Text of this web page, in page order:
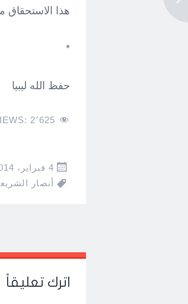
هذا
*
حفظ الله ليبيا
2٬625
4 فبراير، 2014
أنصار
Post
←
→
اترك تعليقاً